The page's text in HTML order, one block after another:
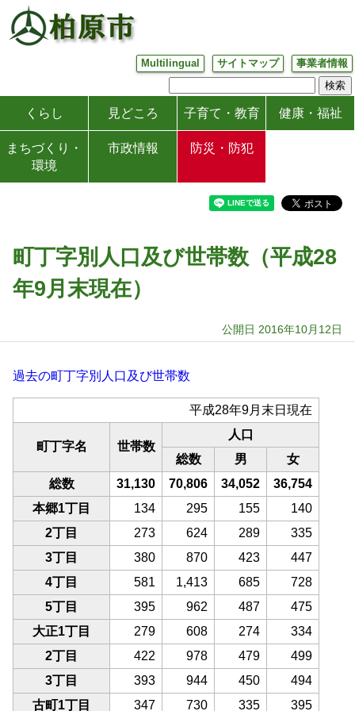
Multilingual サイトマップ 事業者情報
くらし 見どころ 子育て・教育 健康・福祉
まちづくり・
環境
市政情報 防災・防犯
町丁字別人口及び世帯数（平成28
年9月末現在）
公開日 2016年10月12日
過去の町丁字別人口及び世帯数
平成28年9月末日現在
町丁字名 世帯数
人口
総数
男
女
総数
31,130 70,806 34,052
36,754
本郷1丁目
134 295 155
140
2丁目
273 624 289
335
3丁目
380 870 423
447
4丁目
581 1,413 685
728
5丁目
395 962 487
475
大正1丁目
279 608 274
334
2丁目
422 978 479
499
3丁目
393 944 450
494
古町1丁目
347 730 335 395